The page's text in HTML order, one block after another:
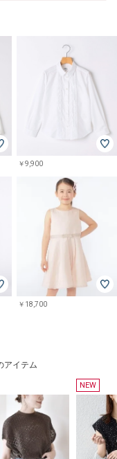
￥9,900
￥18,700
アイテム
NEW